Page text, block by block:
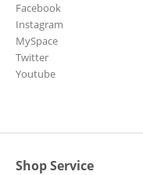
Facebook
Instagram
MySpace
Twitter
Youtube
Shop Service